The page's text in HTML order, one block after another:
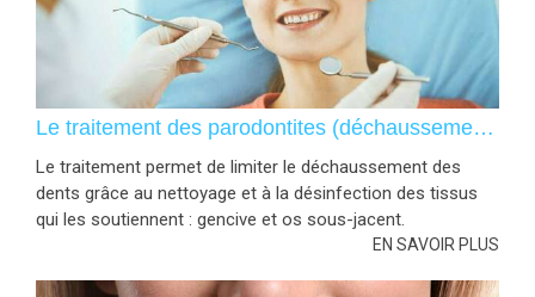
Le traitement des parodontites (déchaussement des dents)
Le traitement permet de limiter le déchaussement des
dents grâce au nettoyage et à la désinfection des tissus
qui les soutiennent : gencive et os sous-jacent.
EN SAVOIR PLUS